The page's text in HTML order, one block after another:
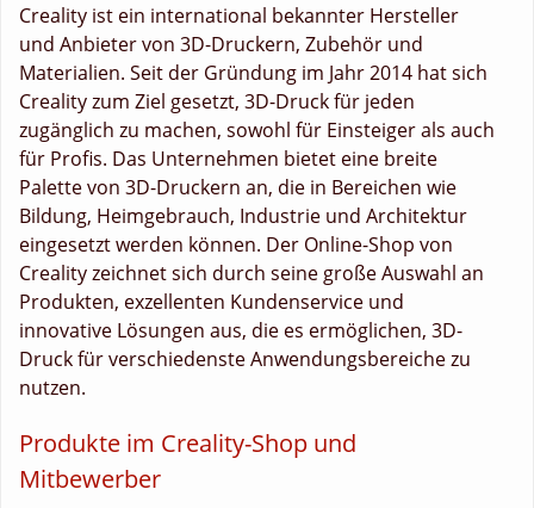
Creality ist ein international bekannter Hersteller
und Anbieter von 3D-Druckern, Zubehör und
Materialien. Seit der Gründung im Jahr 2014 hat sich
Creality zum Ziel gesetzt, 3D-Druck für jeden
zugänglich zu machen, sowohl für Einsteiger als auch
für Profis. Das Unternehmen bietet eine breite
Palette von 3D-Druckern an, die in Bereichen wie
Bildung, Heimgebrauch, Industrie und Architektur
eingesetzt werden können. Der Online-Shop von
Creality zeichnet sich durch seine große Auswahl an
Produkten, exzellenten Kundenservice und
innovative Lösungen aus, die es ermöglichen, 3D-
Druck für verschiedenste Anwendungsbereiche zu
nutzen.
Produkte im Creality-Shop und
Mitbewerber